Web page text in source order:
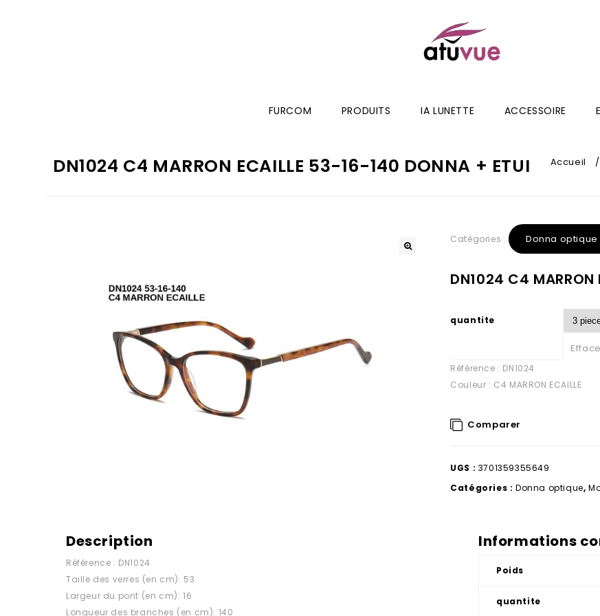
FURCOM PRODUITS IA LUNETTE ACCESSOIRE
DN1024 C4 MARRON ECAILLE 53-16-140 DONNA + ETUI Accueil /
Catégories : Donna optique
DN1024 C4
quantite
Référence : DN1024
Couleur : C4 MARRON ECAILLE
Comparer
UGS : 3701359355649
Catégories : Donna optique,
Description
Référence : DN1024
Taille des verres (en cm): 53
Largeur du pont (en cm): 16
Longueur des branches (en cm): 140
Informations
Poids
quantite